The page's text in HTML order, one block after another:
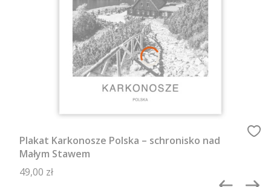
Plakat Karkonosze Polska – schronisko nad
Małym Stawem
Cena
49,00 zł